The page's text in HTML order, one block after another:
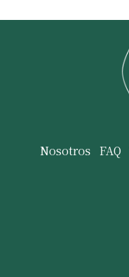
Nosotros FAQ